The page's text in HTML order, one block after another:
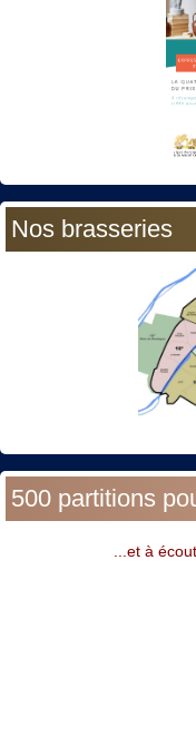
Nos brasseries
500 partitions
...et à